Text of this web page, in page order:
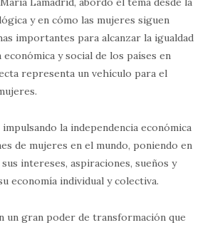
y en cómo las mujeres siguen
importantes para alcanzar la igualdad
y social de los países en
representa un vehículo para el
la independencia económica
de mujeres en el mundo, poniendo en
intereses, aspiraciones, sueños y
economía individual y colectiva.
un gran poder de transformación que